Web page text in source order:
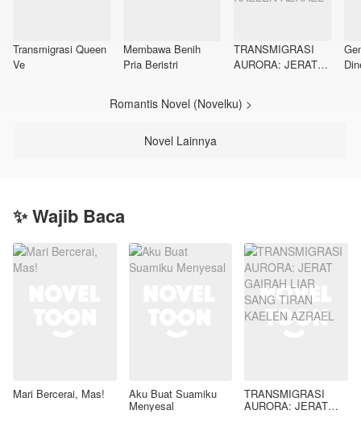
Transmigrasi Queen
Ve
Membawa Benih
Pria Beristri
TRANSMIGRASI
AURORA: JERAT
KAELEN AZRAEL
Romantis Novel (Novelku) >
Novel Lainnya
✨ Wajib Baca
Mari Bercerai, Mas! Aku Buat Suamiku
Menyesal
TRANSMIGRASI
AURORA: JERAT